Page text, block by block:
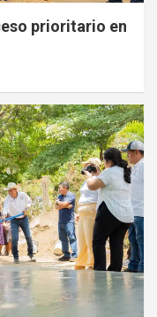
prioritario en